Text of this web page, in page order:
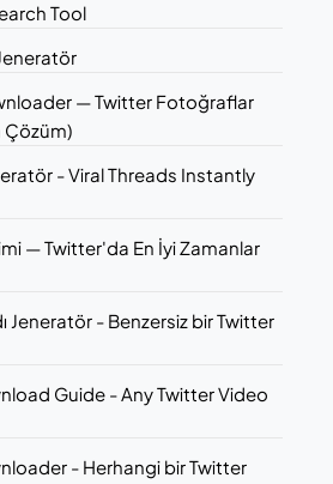
Tool
— Twitter Fotoğraflar
Çözüm)
- Viral Threads Instantly
— Twitter'da En İyi Zamanlar
Jeneratör - Benzersiz bir Twitter
Guide - Any Twitter Video
- Herhangi bir Twitter